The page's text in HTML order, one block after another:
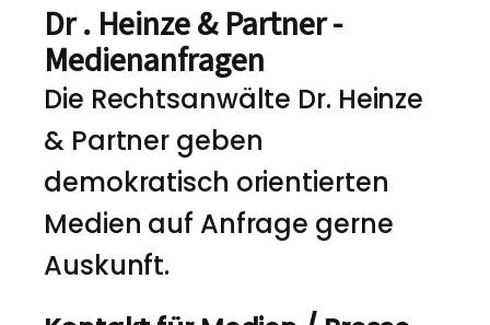
Dr . Heinze & Partner -
Medienanfragen
Die Rechtsanwälte Dr. Heinze
& Partner geben
demokratisch orientierten
Medien auf Anfrage gerne
Auskunft.